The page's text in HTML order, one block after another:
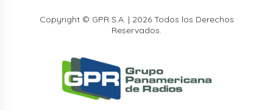
Copyright © GPR S.A. | 2026 Todos los Derechos
Reservados.